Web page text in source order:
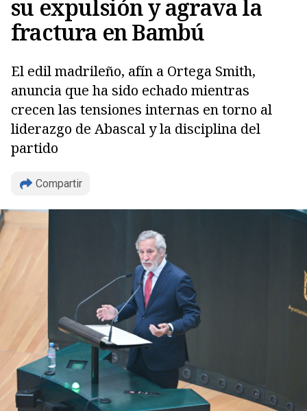
su expulsión y agrava la
fractura en Bambú
El edil madrileño, afín a Ortega Smith,
anuncia que ha sido echado mientras
crecen las tensiones internas en torno al
liderazgo de Abascal y la disciplina del
partido
Compartir
Copiar